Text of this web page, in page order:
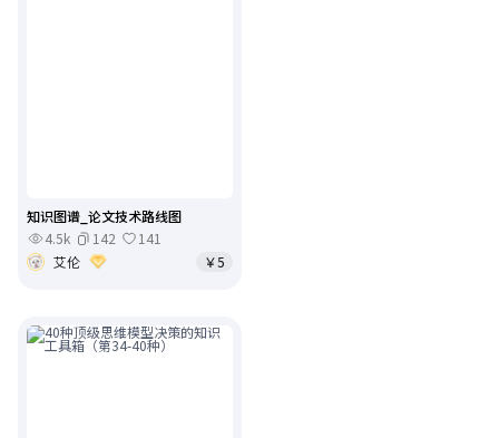
知识图谱_论文技术路线图
4.5k
142
141
艾伦
￥5